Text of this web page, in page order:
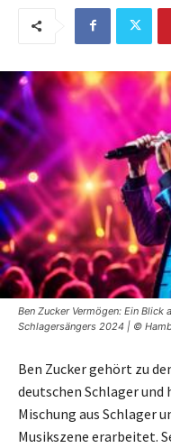
Ben Zucker Vermögen: Ein Blick
Schlagersängers 2024 | ©
Ben Zucker gehört zu
deutschen Schlager
Mischung aus Schlager
Musikszene erarbeitet.